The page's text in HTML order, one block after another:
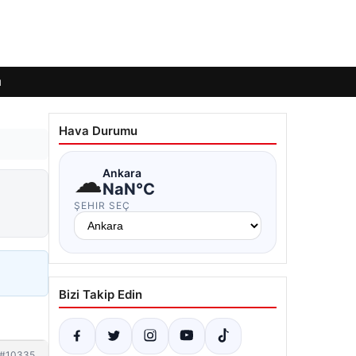
Hava Durumu
☁Ankara
NaN°C
ŞEHIR SEÇ
Bizi Takip Edin